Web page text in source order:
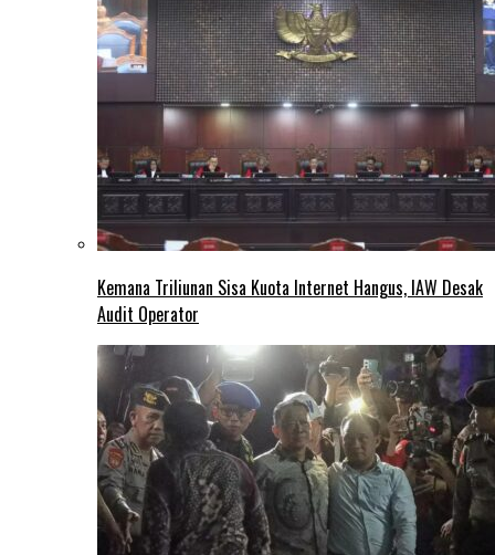
Kemana Triliunan Sisa Kuota Internet Hangus, IAW Desak
Audit Operator